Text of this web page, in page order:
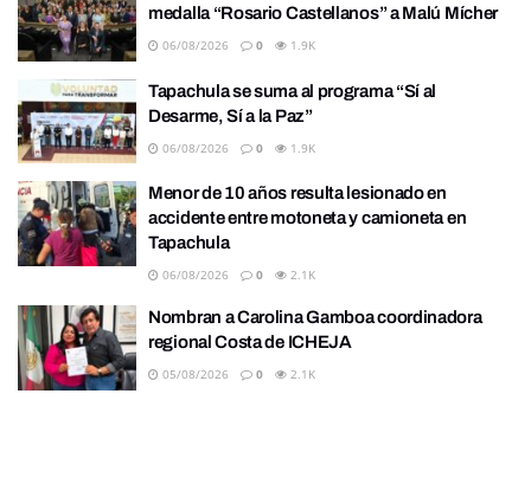
medalla “Rosario Castellanos” a Malú Mícher
06/08/2026 0 1.9K
Tapachula se suma al programa “Sí al
Desarme, Sí a la Paz”
06/08/2026 0 1.9K
Menor de 10 años resulta lesionado en
accidente entre motoneta y camioneta en
Tapachula
06/08/2026 0 2.1K
Nombran a Carolina Gamboa coordinadora
regional Costa de ICHEJA
05/08/2026 0 2.1K